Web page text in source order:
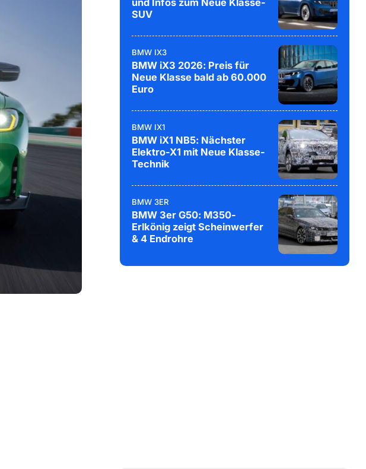
und Infos zum Neue Klasse-
SUV
BMW IX3
BMW iX3 2026: Preis für
Neue Klasse bald ab 60.000
Euro
BMW IX1
BMW iX1 NB5: Nächster
Elektro-X1 mit Neue Klasse-
Technik
BMW 3ER
BMW 3er G50: M350-
Erlkönig zeigt Scheinwerfer
& 4 Endrohre